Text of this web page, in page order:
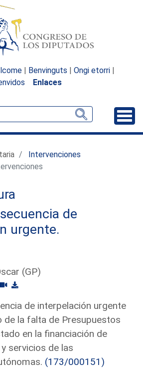
| Benvinguts | Ongi etorri |
Enlaces
Intervenciones
de
urgente.
(GP)
de interpelación urgente
de la falta de Presupuestos
en la financiación de
servicios de las
(173/000151)